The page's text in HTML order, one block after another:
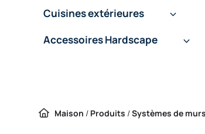
Cuisines extérieures
Accessoires Hardscape
Maison / Produits /Systèmes de murs